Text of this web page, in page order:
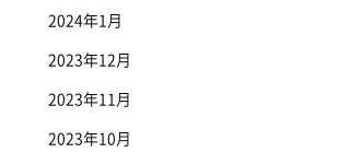
2024年1月
2023年12月
2023年11月
2023年10月